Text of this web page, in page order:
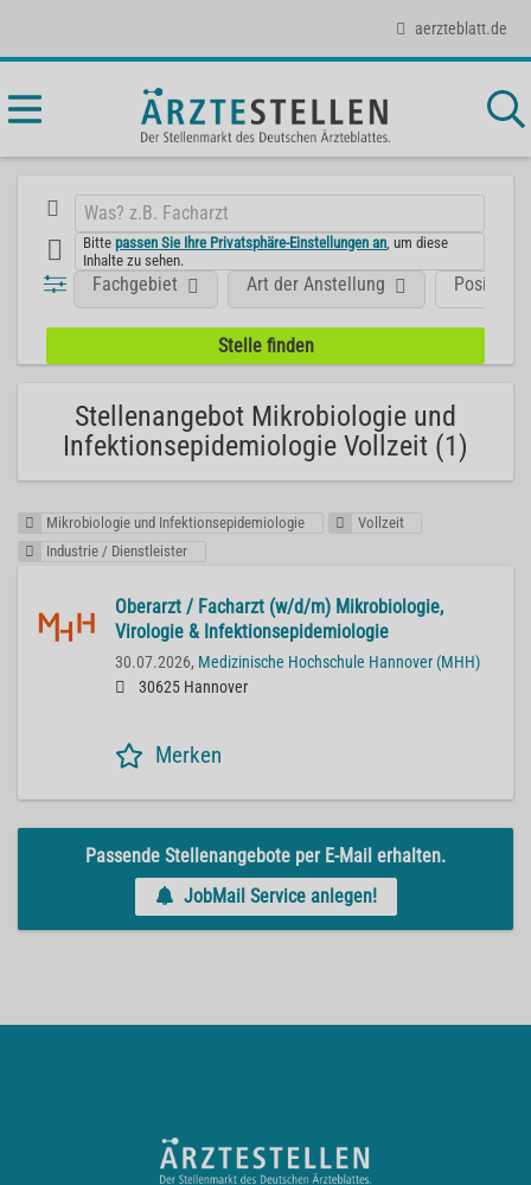
aerzteblatt.de
Bittepassen Sie Ihre Privatsphäre-Einstellungen an , um diese
Inhalte zu sehen.
Position
Fachgebiet Art der Anstellung
Stellenangebot Mikrobiologie und
Infektionsepidemiologie Vollzeit (1)
Mikrobiologie und Infektionsepidemiologie
Vollzeit
Industrie / Dienstleister
Oberarzt / Facharzt (w/d/m) Mikrobiologie,
Virologie & Infektionsepidemiologie
30.07.2026, Medizinische Hochschule Hannover (MHH)
30625 Hannover
Merken
Passende Stellenangebote per E-Mail erhalten.
JobMail Service anlegen!